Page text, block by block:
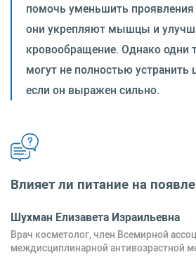
помочь уменьшить проявления
они укрепляют мышцы и
кровообращение. Однако одни
могут не полностью устранить
если он выражен сильно.
Влияет ли питание на
Шухман Елизавета Израильевна
Врач косметолог, член Всемирной
междисциплинарной антивозрастной